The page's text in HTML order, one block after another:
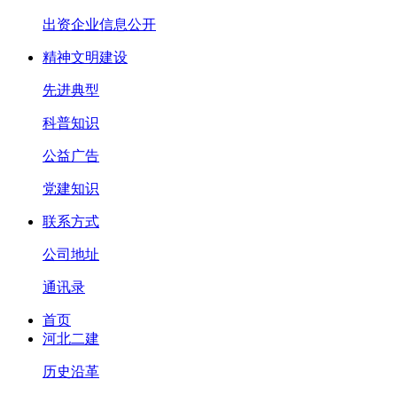
出资企业信息公开
精神文明建设
先进典型
科普知识
公益广告
党建知识
联系方式
公司地址
通讯录
首页
河北二建
历史沿革